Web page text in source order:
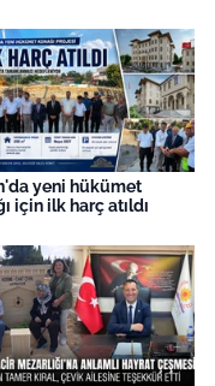
yeni hükümet
için ilk harç atıldı